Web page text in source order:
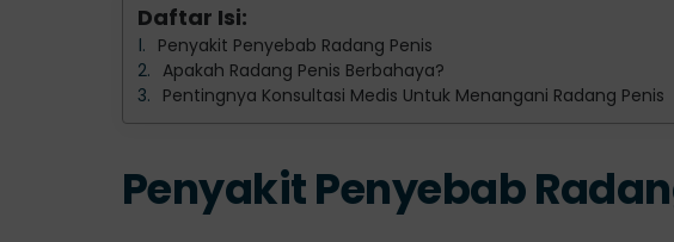
Daftar Isi:
Penyakit Penyebab Radang Penis
Apakah Radang Penis Berbahaya?
Pentingnya Konsultasi Medis Untuk Menangani Radang Penis
Penyakit Penyebab